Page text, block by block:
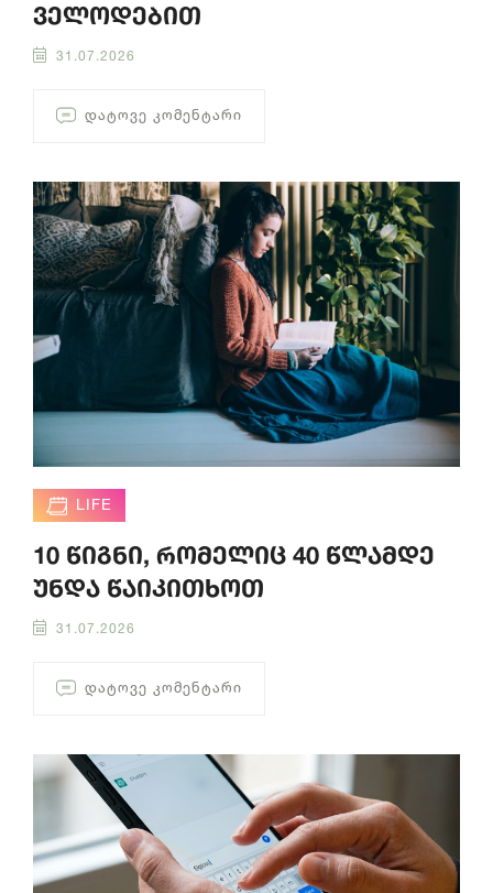
ველოდებით
31.07.2026
ᲓᲐᲢᲝᲕᲔ ᲙᲝᲛᲔᲜᲢᲐᲠᲘ
LIFE
10 წიგნი, რომელიც 40 წლამდე
უნდა წაიკითხოთ
31.07.2026
ᲓᲐᲢᲝᲕᲔ ᲙᲝᲛᲔᲜᲢᲐᲠᲘ